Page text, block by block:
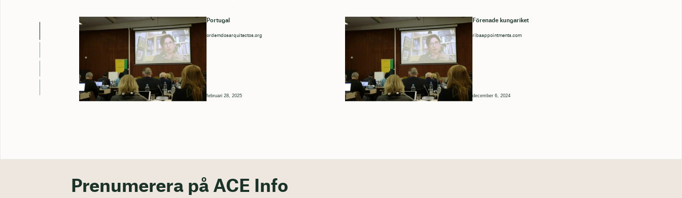
Portugal
ordemdosarquitectos.org
februari 28, 2025
Förenade kungariket
ribaappointments.com
december 6, 2024
Prenumerera på ACE Info